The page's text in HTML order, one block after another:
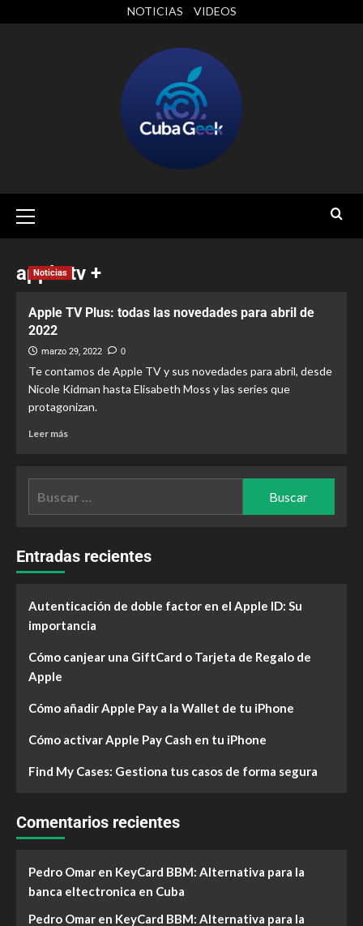
NOTICIAS VIDEOS
apple tv +
Noticias
Apple TV Plus: todas las novedades para abril de
2022
marzo 29, 2022 0
Te contamos de Apple TV y sus novedades para abril, desde
Nicole Kidman hasta Elisabeth Moss y las series que
protagonizan.
Leer más
Entradas recientes
Autenticación de doble factor en el Apple ID: Su
importancia
Cómo canjear una GiftCard o Tarjeta de Regalo de
Apple
Cómo añadir Apple Pay a la Wallet de tu iPhone
Cómo activar Apple Pay Cash en tu iPhone
Find My Cases: Gestiona tus casos de forma segura
Comentarios recientes
Pedro Omar en KeyCard BBM: Alternativa para la
banca eltectronica en Cuba
Pedro Omar en KeyCard BBM: Alternativa para la